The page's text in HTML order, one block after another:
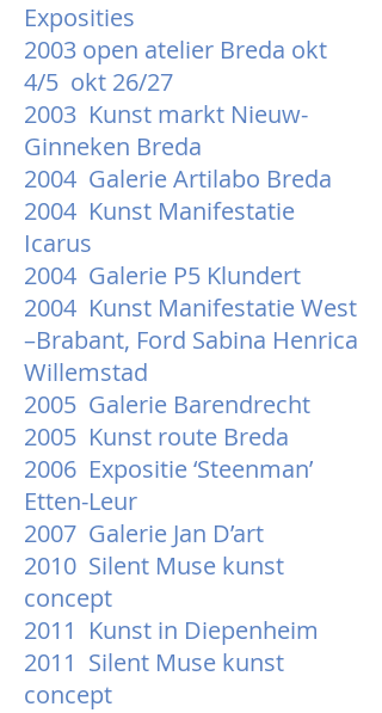
Exposities
2003 open atelier Breda okt
4/5 okt 26/27
2003 Kunst markt Nieuw-
Ginneken Breda
2004 Galerie Artilabo Breda
2004 Kunst Manifestatie
Icarus
2004 Galerie P5 Klundert
2004 Kunst Manifestatie West
–Brabant, Ford Sabina Henrica
Willemstad
2005 Galerie Barendrecht
2005 Kunst route Breda
2006 Expositie ‘Steenman’
Etten-Leur
2007 Galerie Jan D’art
2010 Silent Muse kunst
concept
2011 Kunst in Diepenheim
2011 Silent Muse kunst
concept